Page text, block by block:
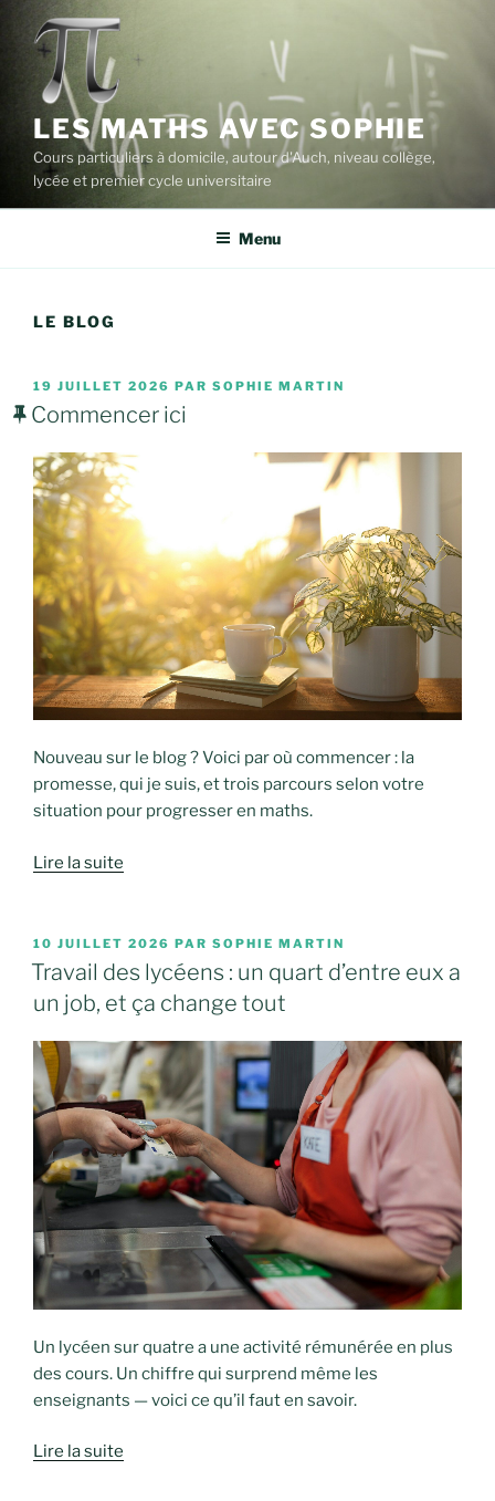
contenu
principal
LES MATHS AVEC SOPHIE
Cours particuliers à domicile, autour d'Auch, niveau collège,
lycée et premier cycle universitaire
Menu
LE BLOG
PUBLIÉ
LE
19 JUILLET 2026 PAR SOPHIE MARTIN
Commencer ici
Nouveau sur le blog ? Voici par où commencer : la
promesse, qui je suis, et trois parcours selon votre
situation pour progresser en maths.
Lire la suite
PUBLIÉ
LE
10 JUILLET 2026 PAR SOPHIE MARTIN
Travail des lycéens : un quart d’entre eux a
un job, et ça change tout
Un lycéen sur quatre a une activité rémunérée en plus
des cours. Un chiffre qui surprend même les
enseignants — voici ce qu’il faut en savoir.
Lire la suite